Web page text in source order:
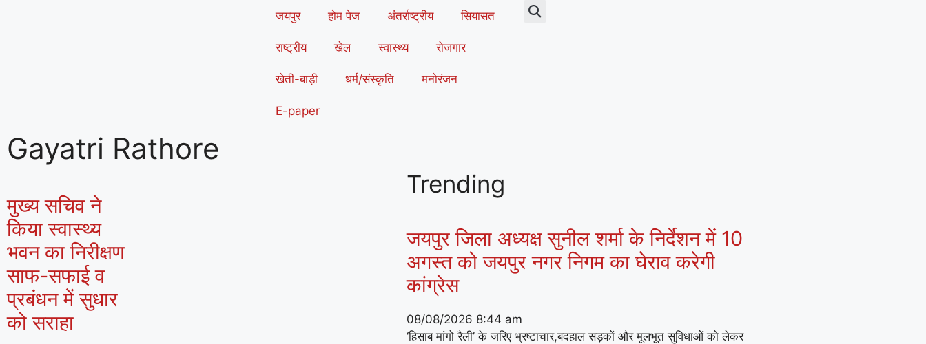
जयपुर होम पेज अंतर्राष्ट्रीय सियासत
राष्ट्रीय खेल स्वास्थ्य रोजगार
खेती-बाड़ी धर्म/संस्कृति मनोरंजन
E-paper
Gayatri Rathore
मुख्य सचिव ने
किया स्वास्थ्य
भवन का निरीक्षण
साफ-सफाई व
प्रबंधन में सुधार
को सराहा
Trending
जयपुर जिला अध्यक्ष सुनील शर्मा के निर्देशन में 10
अगस्त को जयपुर नगर निगम का घेराव करेगी
कांग्रेस
08/08/2026 8:44 am
‘हिसाब मांगो रैली’ के जरिए भ्रष्टाचार,बदहाल सड़कों और मूलभूत सुविधाओं को लेकर